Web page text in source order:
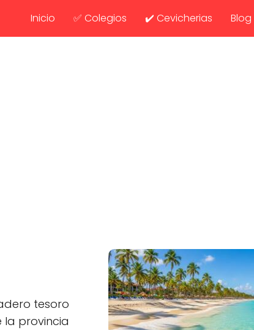
Inicio ✅ Colegios ✔️ Cevicherias Blog
tesoro
la provincia